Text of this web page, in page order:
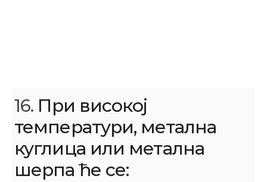
16. При високој
температури, метална
куглица или метална
шерпа ће се: